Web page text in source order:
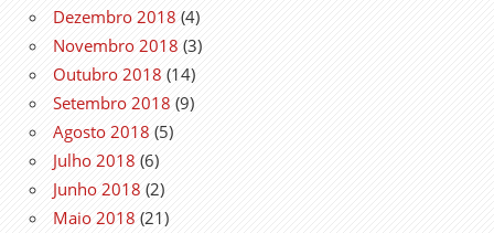
Dezembro 2018 (4)
Novembro 2018 (3)
Outubro 2018 (14)
Setembro 2018 (9)
Agosto 2018 (5)
Julho 2018 (6)
Junho 2018 (2)
Maio 2018 (21)